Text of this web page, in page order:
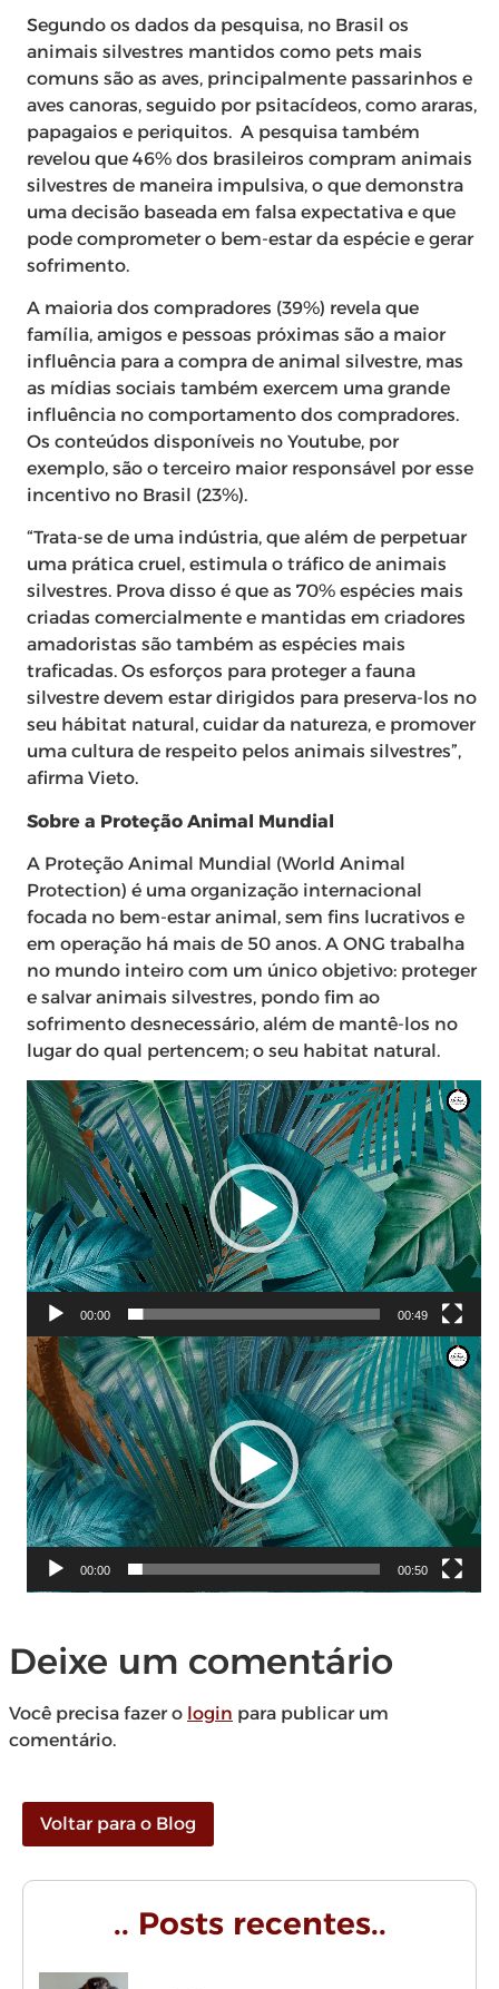
Segundo os dados da pesquisa, no Brasil os
animais silvestres mantidos como pets mais
comuns são as aves, principalmente passarinhos e
aves canoras, seguido por psitacídeos, como araras,
papagaios e periquitos. A pesquisa também
revelou que 46% dos brasileiros compram animais
silvestres de maneira impulsiva, o que demonstra
uma decisão baseada em falsa expectativa e que
pode comprometer o bem-estar da espécie e gerar
sofrimento.
A maioria dos compradores (39%) revela que
família, amigos e pessoas próximas são a maior
influência para a compra de animal silvestre, mas
as mídias sociais também exercem uma grande
influência no comportamento dos compradores.
Os conteúdos disponíveis no Youtube, por
exemplo, são o terceiro maior responsável por esse
incentivo no Brasil (23%).
“Trata-se de uma indústria, que além de perpetuar
uma prática cruel, estimula o tráfico de animais
silvestres. Prova disso é que as 70% espécies mais
criadas comercialmente e mantidas em criadores
amadoristas são também as espécies mais
traficadas. Os esforços para proteger a fauna
silvestre devem estar dirigidos para preserva-los no
seu hábitat natural, cuidar da natureza, e promover
uma cultura de respeito pelos animais silvestres”,
afirma Vieto.
Sobre a Proteção Animal Mundial
A Proteção Animal Mundial (World Animal
Protection) é uma organização internacional
focada no bem-estar animal, sem fins lucrativos e
em operação há mais de 50 anos. A ONG trabalha
no mundo inteiro com um único objetivo: proteger
e salvar animais silvestres, pondo fim ao
sofrimento desnecessário, além de mantê-los no
lugar do qual pertencem; o seu habitat natural.
Tocador
de
vídeo
00:00 00:49
Tocador
de
vídeo
00:00 00:50
Deixe um comentário
Você precisa fazer o login para publicar um
comentário.
Voltar para o Blog
.. Posts recentes..